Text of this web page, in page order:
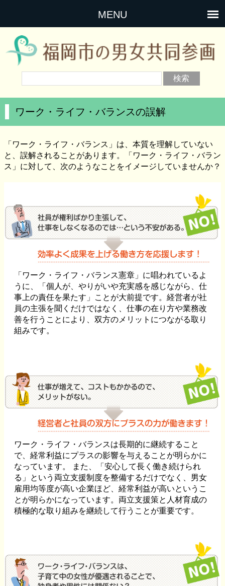
MENU
ワーク・ライフ・バランスの誤解
「ワーク・ライフ・バランス」は、本質を理解していない
と、誤解されることがあります。「ワーク・ライフ・バラン
ス」に対して、次のようなことをイメージしていませんか？
「ワーク・ライフ・バランス憲章」に唱われているよ
うに、「個人が、やりがいや充実感を感じながら、仕
事上の責任を果たす」ことが大前提です。経営者が社
員の主張を聞くだけではなく、仕事の在り方や業務改
善を行うことにより、双方のメリットにつながる取り
組みです。
ワーク・ライフ・バランスは長期的に継続すること
で、経常利益にプラスの影響を与えることが明らかに
なっています。 また、「安心して長く働き続けられ
る」という両立支援制度を整備するだけでなく、男女
雇用均等度が高い企業ほど、経常利益が高いというこ
とが明らかになっています。両立支援策と人材育成の
積極的な取り組みを継続して行うことが重要です。